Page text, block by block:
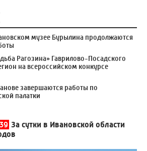
музее Бурылина продолжаются
Рагозина» Гаврилово-Посадского
на всероссийском конкурсе
завершаются работы по
палатки
За сутки в Ивановской области